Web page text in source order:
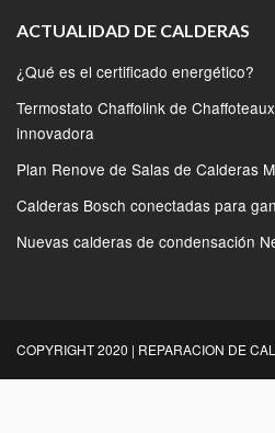
ACTUALIDAD DE CALDERAS
¿Qué es el certificado energético?
Termostato Chaffolink de
innovadora
Plan Renove de Salas de Calderas
Calderas Bosch conectadas para
Nuevas calderas de condensación
COPYRIGHT 2020 | REPARACION DE